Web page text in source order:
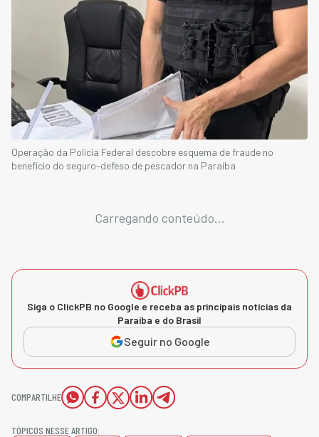
Operação da Polícia Federal descobre esquema de fraude no
benefício do seguro-defeso de pescador na Paraíba
Carregando conteúdo...
Siga o ClickPB no Google e receba as principais notícias da
Paraíba e do Brasil
Seguir no Google
COMPARTILHE
TÓPICOS NESSE ARTIGO: